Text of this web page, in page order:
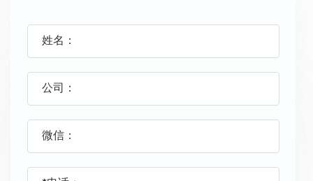
姓名：
公司：
微信：